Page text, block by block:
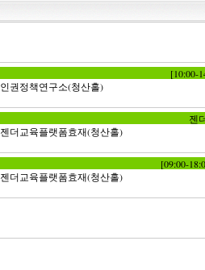
[10:00-
인권정책연구소(청산홀)
젠
젠더교육플랫폼효재(청산홀)
[09:00-
젠더교육플랫폼효재(청산홀)